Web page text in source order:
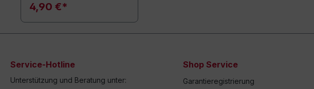
4,90 €*
Service-Hotline
Unterstützung und Beratung unter:
Shop Service
Garantieregistrierung